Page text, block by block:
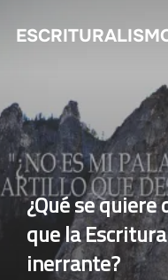
¿Qué se quiere
que la
inerrante?